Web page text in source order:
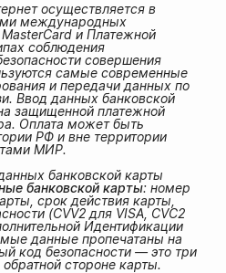
осуществляется в
международных
и Платежной
соблюдения
совершения
самые современные
и передачи данных по
Ввод данных банковской
защищенной платежной
Оплата может быть
РФ и вне территории
МИР.
банковской карты
банковской карты: номер
срок действия карты,
(CVV2 для VISA, CVC2
Идентификации
данные пропечатаны на
код безопасности — это три
стороне карты.